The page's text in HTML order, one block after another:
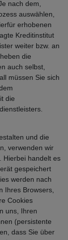
nach dem,
auswählen,
erhobenen
Kreditinstitut
weiter bzw. an
die
auch selbst,
müssen Sie sich
die
und die
verwenden wir
Hierbei handelt es
gespeichert
werden nach
Ihres Browsers,
Cookies
uns, Ihren
(persistente
dass Sie über